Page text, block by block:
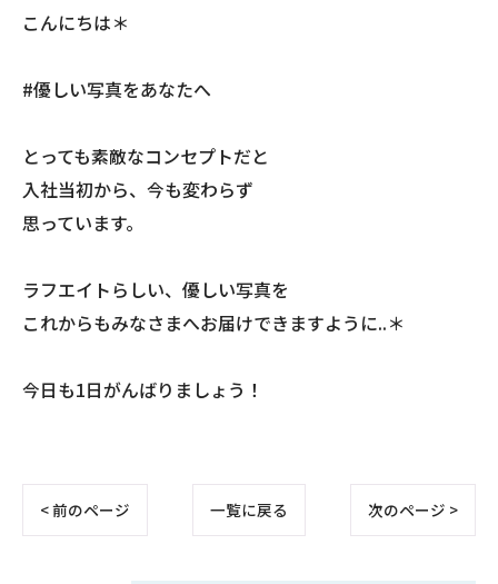
こんにちは＊
#優しい写真をあなたへ
とっても素敵なコンセプトだと
入社当初から、今も変わらず
思っています。
ラフエイトらしい、優しい写真を
これからもみなさまへお届けできますように..＊
今日も1日がんばりましょう！
< 前のページ 一覧に戻る 次のページ >